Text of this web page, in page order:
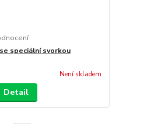
speciální svorkou
Není skladem
Detail